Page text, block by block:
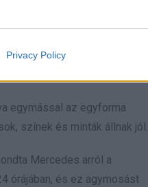
Privacy Policy
egymással az egyforma
színek és minták állnak jól.
Mercedes arról a
órájában, és ez agymosást